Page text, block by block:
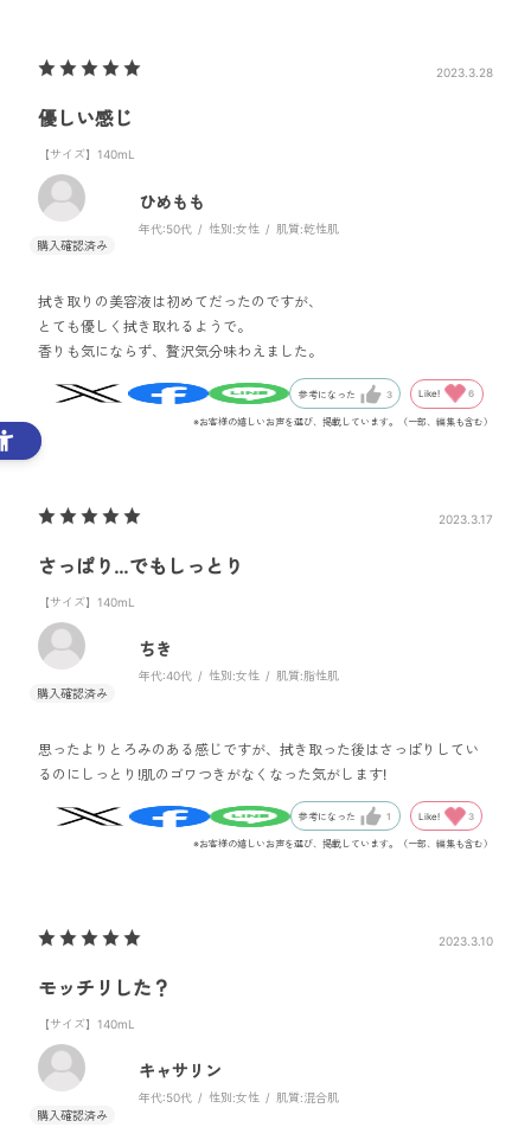
2023.3.28
優しい感じ
【サイズ】140mL
ひめもも
年代:50代 性別:女性 肌質:乾性肌
拭き取りの美容液は初めてだったのですが、
とても優しく拭き取れるようで。
香りも気にならず、贅沢気分味わえました。
参考になった 3 Like! 6
※お客様の嬉しいお声を選び、掲載しています。（一部、編集も含む）
2023.3.17
さっぱり…でもしっとり
【サイズ】140mL
ちき
年代:40代 性別:女性 肌質:脂性肌
思ったよりとろみのある感じですが、拭き取った後はさっぱりしてい
るのにしっとり!肌のゴワつきがなくなった気がします!
参考になった 1 Like! 3
※お客様の嬉しいお声を選び、掲載しています。（一部、編集も含む）
2023.3.10
モッチリした？
【サイズ】140mL
キャサリン
年代:50代 性別:女性 肌質:混合肌